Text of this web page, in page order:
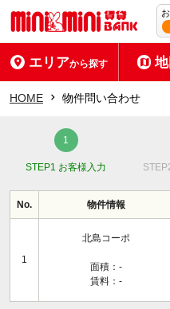
エリアから探す
HOME 物件問い合わせ
STEP1 お客様入力
No. 物件情報
1
北島コーポ
面積：-
賃料：-